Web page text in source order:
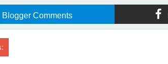
Blogger Comments